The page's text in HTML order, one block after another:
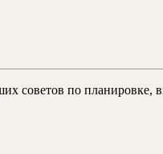
советов по